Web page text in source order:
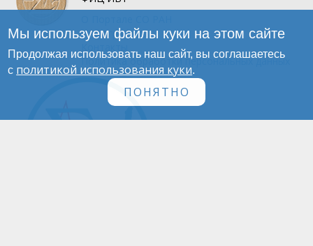
Инфографика
Политика обработки персональных данных
Мы используем файлы куки на этом сайте
Продолжая использовать наш сайт, вы соглашаетесь
с политикой использования куки.
ПОНЯТНО